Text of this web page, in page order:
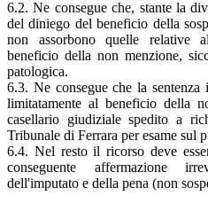
6.2. Ne consegue che, stante la
del diniego del beneficio della
non assorbono quelle relative
beneficio della non menzione,
patologica.
6.3. Ne consegue che la sentenza
limitatamente al beneficio della
casellario giudiziale spedito a
Tribunale di Ferrara per esame sul
6.4. Nel resto il ricorso deve
conseguente affermazione
dell'imputato e della pena (non